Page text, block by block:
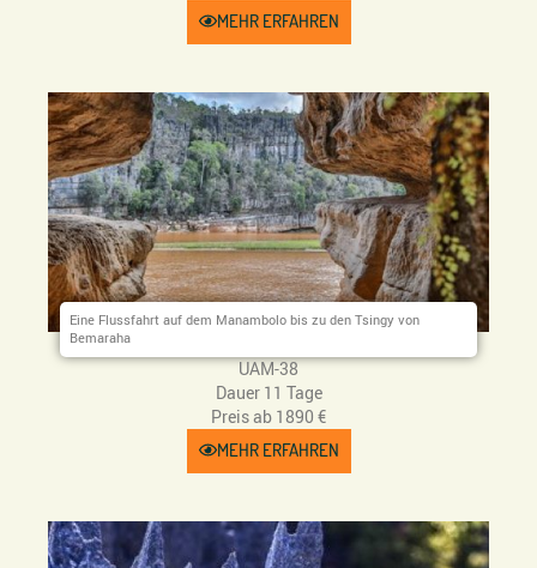
MEHR ERFAHREN
Eine Flussfahrt auf dem Manambolo bis zu den Tsingy von
Bemaraha
UAM-38
Dauer 11 Tage
Preis ab 1890 €
MEHR ERFAHREN